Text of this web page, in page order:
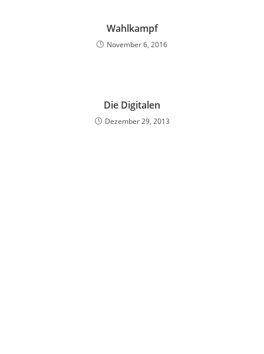
Wahlkampf
November 6, 2016
Die Digitalen
Dezember 29, 2013